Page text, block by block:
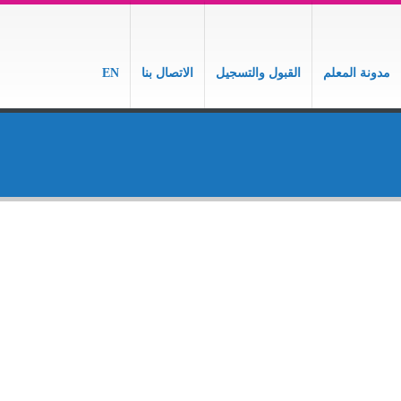
مدونة المعلم القبول والتسجيل الاتصال بنا EN